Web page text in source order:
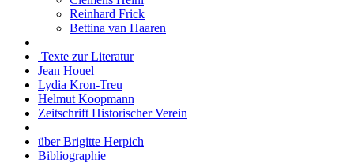
Reinhard Frick
Bettina van Haaren
Texte zur Literatur
Jean Houel
Lydia Kron-Treu
Helmut Koopmann
Zeitschrift Historischer Verein
über Brigitte Herpich
Bibliographie